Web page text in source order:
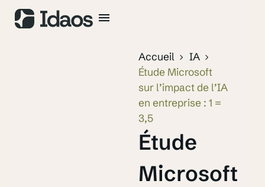
Accueil
IA
Étude Microsoft
sur l’impact de l’IA
en entreprise : 1 =
3,5
Étude
Microsoft